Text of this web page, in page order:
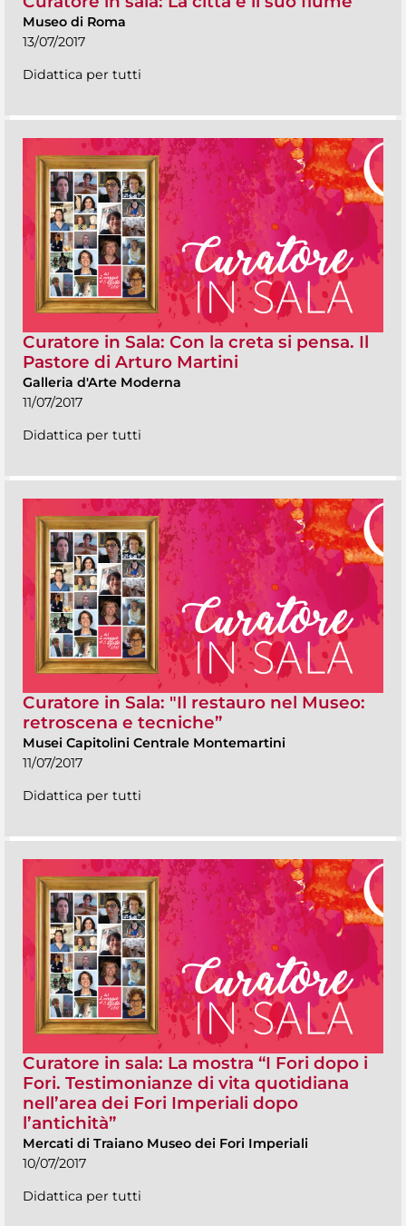
Museo di Roma
13/07/2017
Didattica per tutti
Curatore in Sala: Con la creta si pensa. Il
Pastore di Arturo Martini
Galleria d'Arte Moderna
11/07/2017
Didattica per tutti
Curatore in Sala: "Il restauro nel Museo:
retroscena e tecniche”
Musei Capitolini Centrale Montemartini
11/07/2017
Didattica per tutti
Curatore in sala: La mostra “I Fori dopo i
Fori. Testimonianze di vita quotidiana
nell’area dei Fori Imperiali dopo
l’antichità”
Mercati di Traiano Museo dei Fori Imperiali
10/07/2017
Didattica per tutti